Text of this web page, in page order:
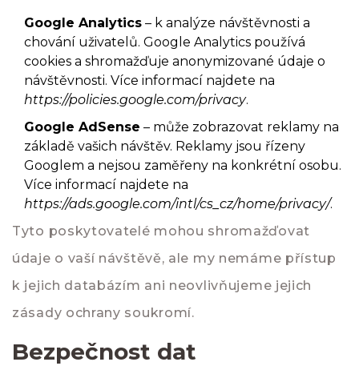
Google Analytics – k analýze návštěvnosti a
chování uživatelů. Google Analytics používá
cookies a shromažďuje anonymizované údaje o
návštěvnosti. Více informací najdete na
https://policies.google.com/privacy.
Google AdSense – může zobrazovat reklamy na
základě vašich návštěv. Reklamy jsou řízeny
Googlem a nejsou zaměřeny na konkrétní osobu.
Více informací najdete na
https://ads.google.com/intl/cs_cz/home/privacy/.
Tyto poskytovatelé mohou shromažďovat
údaje o vaší návštěvě, ale my nemáme přístup
k jejich databázím ani neovlivňujeme jejich
zásady ochrany soukromí.
Bezpečnost dat